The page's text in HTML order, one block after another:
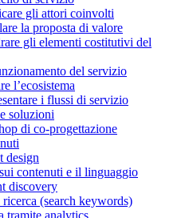
gli attori coinvolti
la proposta di valore
gli elementi costitutivi del
del servizio
l’ecosistema
i flussi di servizio
soluzioni
di co-progettazione
design
contenuti e il linguaggio
discovery
(search keywords)
tramite analytics